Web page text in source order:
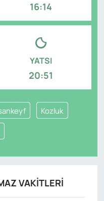
16:14
YATSI
20:51
Kozluk
VAKITLERI